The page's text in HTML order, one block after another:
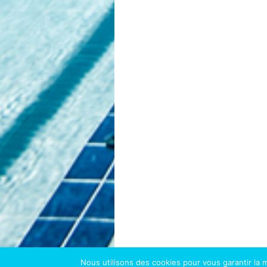
Nous utilisons des cookies pour vous garantir